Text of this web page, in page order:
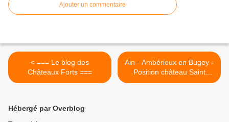
Ajouter un commentaire
< === Le blog des
Châteaux Forts ===
Ain - Ambérieux en Bugey -
Position château Saint
Germain sur carte >
Hébergé par Overblog